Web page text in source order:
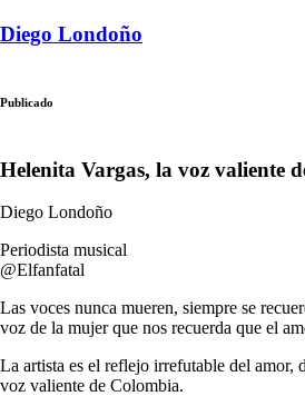
Diego Londoño
Publicado
Helenita Vargas, la voz valiente
Diego Londoño
Periodista musical
@Elfanfatal
Las voces nunca mueren, siempre se
voz de la mujer que nos recuerda que el
La artista es el reflejo irrefutable del amor,
voz valiente de Colombia.